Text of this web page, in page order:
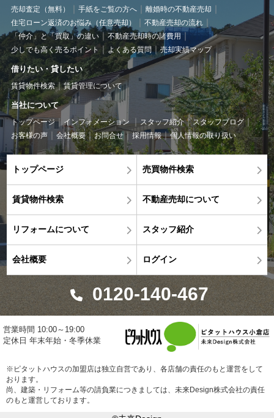
売却査定（無料） 手紙をご覧の方へ
離婚時の不動産売却
住宅ローン返済のお悩み（任意売却）
不動産売却の流れ
「仲介」と「買取」の違い
不動産売却時の諸費用
少しでも高く売るポイント
よくある質問 売却実績マップ
借りたい・貸したい
賃貸物件検索 賃貸管理について
当社について
トップページ インフォメーション スタッフ紹介
スタッフブログ
お客様の声
会社概要 お問合せ 採用情報 個人情報の取り扱い
トップページ 売買物件検索
賃貸物件検索 不動産売却について
リフォームについて スタッフ紹介
会社概要 ログイン
0120-140-467
営業時間 10:00～19:00
定休日 年末年始・冬季休業
※ピタットハウスの加盟店は独立自営であり、各店舗の責任のもと運営をして
おります。
尚、建築・リフォーム等の請負業につきましては、未来Design株式会社の責任
のもと運営しております。